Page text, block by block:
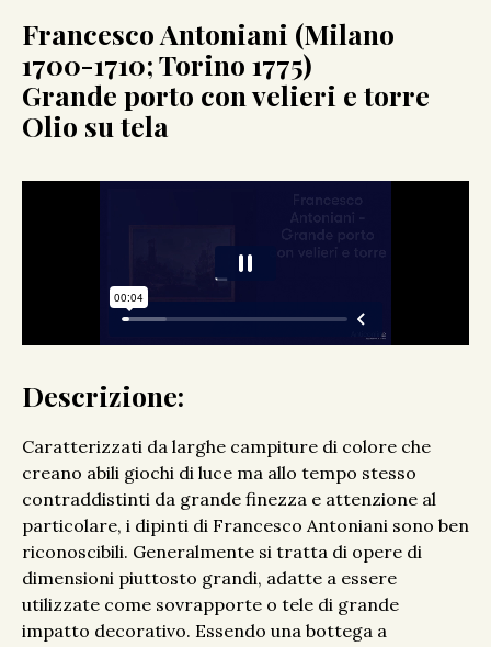
Francesco Antoniani (Milano
1700-1710; Torino 1775)
Grande porto con velieri e torre
Olio su tela
Descrizione:
Caratterizzati da larghe campiture di colore che
creano abili giochi di luce ma allo tempo stesso
contraddistinti da grande finezza e attenzione al
particolare, i dipinti di Francesco Antoniani sono ben
riconoscibili. Generalmente si tratta di opere di
dimensioni piuttosto grandi, adatte a essere
utilizzate come sovrapporte o tele di grande
impatto decorativo. Essendo una bottega a